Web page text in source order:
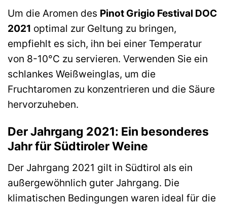
Um die Aromen des Pinot Grigio Festival DOC
2021 optimal zur Geltung zu bringen,
empfiehlt es sich, ihn bei einer Temperatur
von 8-10°C zu servieren. Verwenden Sie ein
schlankes Weißweinglas, um die
Fruchtaromen zu konzentrieren und die Säure
hervorzuheben.
Der Jahrgang 2021: Ein besonderes
Jahr für Südtiroler Weine
Der Jahrgang 2021 gilt in Südtirol als ein
außergewöhnlich guter Jahrgang. Die
klimatischen Bedingungen waren ideal für die